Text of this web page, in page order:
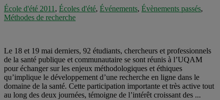
École d'été 2011 , Écoles d'été, Événements, Évènements passés,
Méthodes de recherche
Le 18 et 19 mai derniers, 92 étudiants, chercheurs et professionnels
de la santé publique et communautaire se sont réunis à l’UQAM
pour échanger sur les enjeux méthodologiques et éthiques
qu’implique le développement d’une recherche en ligne dans le
domaine de la santé. Cette participation importante et très active tout
au long des deux journées, témoigne de l’intérêt croissant des ...